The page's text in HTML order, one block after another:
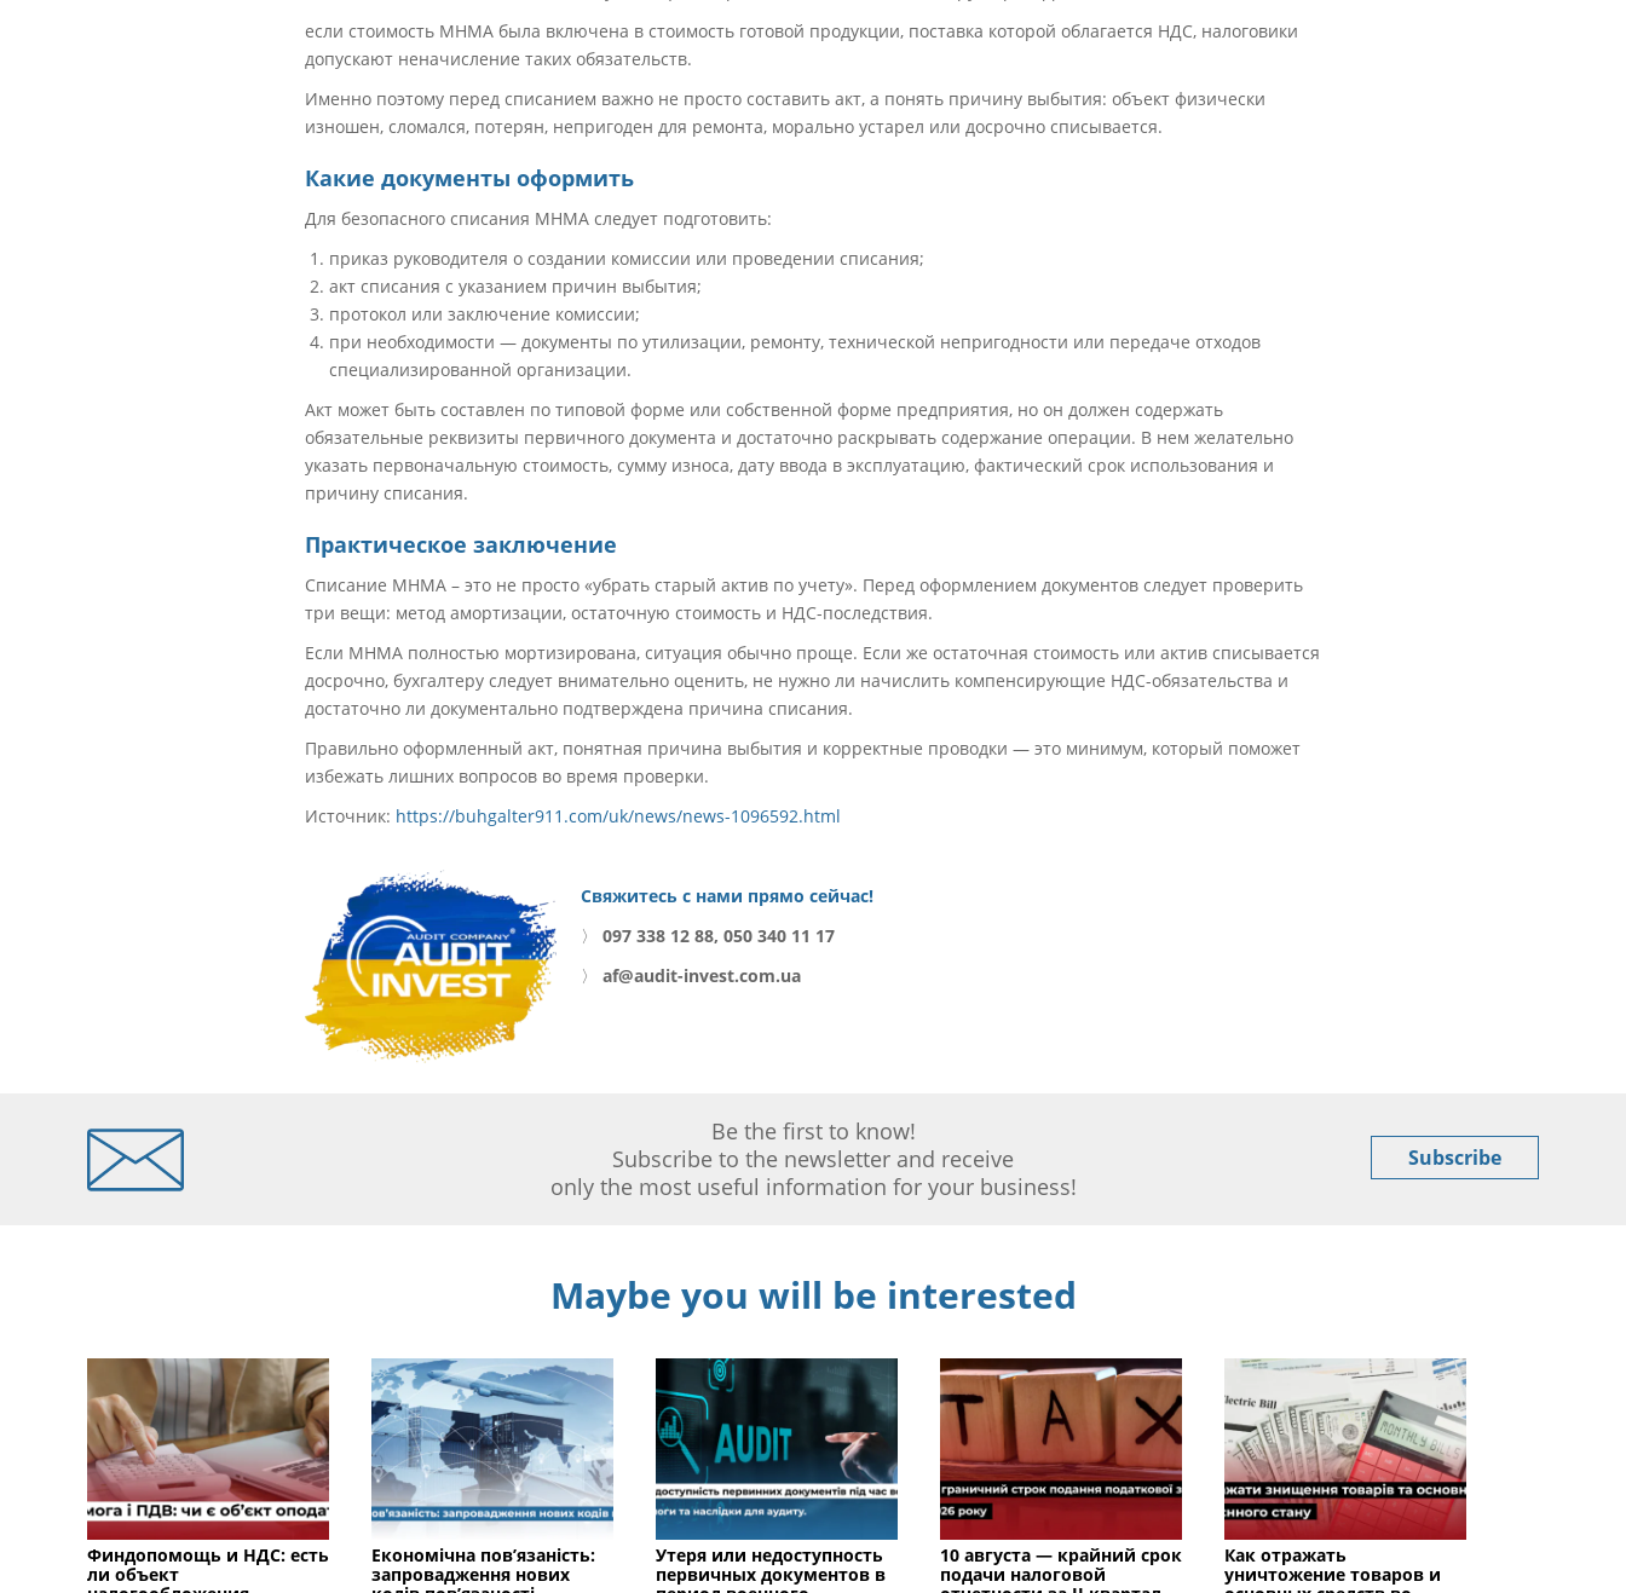
если стоимость МНМА была включена в стоимость готовой продукции, поставка которой облагается НДС, налоговики
допускают неначисление таких обязательств.
Именно поэтому перед списанием важно не просто составить акт, а понять причину выбытия: объект физически
изношен, сломался, потерян, непригоден для ремонта, морально устарел или досрочно списывается.
Какие документы оформить
Для безопасного списания МНМА следует подготовить:
приказ руководителя о создании комиссии или проведении списания;
акт списания с указанием причин выбытия;
протокол или заключение комиссии;
при необходимости — документы по утилизации, ремонту, технической непригодности или передаче отходов
специализированной организации.
Акт может быть составлен по типовой форме или собственной форме предприятия, но он должен содержать
обязательные реквизиты первичного документа и достаточно раскрывать содержание операции. В нем желательно
указать первоначальную стоимость, сумму износа, дату ввода в эксплуатацию, фактический срок использования и
причину списания.
Практическое заключение
Списание МНМА – это не просто «убрать старый актив по учету». Перед оформлением документов следует проверить
три вещи: метод амортизации, остаточную стоимость и НДС-последствия.
Если МНМА полностью мортизирована, ситуация обычно проще. Если же остаточная стоимость или актив списывается
досрочно, бухгалтеру следует внимательно оценить, не нужно ли начислить компенсирующие НДС-обязательства и
достаточно ли документально подтверждена причина списания.
Правильно оформленный акт, понятная причина выбытия и корректные проводки — это минимум, который поможет
избежать лишних вопросов во время проверки.
Источник: https://buhgalter911.com/uk/news/news-1096592.html
Свяжитесь с нами прямо сейчас!
〉
097 338 12 88, 050 340 11 17
〉
af@audit-invest.com.ua
Be the first to know!
Subscribe to the newsletter and receive
only the most useful information for your business!
Subscribe
Maybe you will be interested
Финдопомощь и НДС: есть
ли объект
Економічна пов’язаність:
запровадження нових
Утеря или недоступность
первичных документов в
10 августа — крайний срок
подачи налоговой
Как отражать
уничтожение товаров и